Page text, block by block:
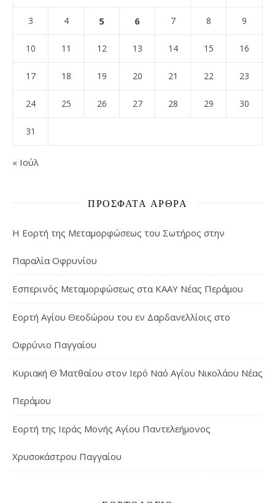
3 4 5 6 7 8 9
10 11 12 13 14 15 16
17 18 19 20 21 22 23
24 25 26 27 28 29 30
31
« Ιούλ
ΠΡΌΣΦΑΤΑ ΆΡΘΡΑ
Η Εορτή της Μεταμορφώσεως του Σωτήρος στην
Παραλία Οφρυνίου
Εσπερινός Μεταμορφώσεως στα ΚΑΑΥ Νέας Περάμου
Εορτή Αγίου Θεοδώρου του εν Δαρδανελλίοις στο
Οφρύνιο Παγγαίου
Κυριακή Θ΄ Ματθαίου στον Ιερό Ναό Αγίου Νικολάου Νέας
Περάμου
Εορτή της Ιεράς Μονής Αγίου Παντελεήμονος
Χρυσοκάστρου Παγγαίου